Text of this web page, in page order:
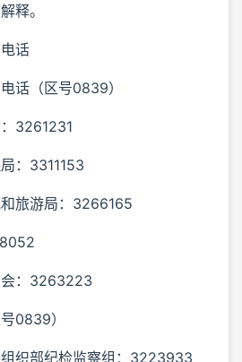
释。
话
话（区号0839）
3261231
：3311153
旅游局：3266165
会：3263223
0839）
织部纪检监察组：3223933